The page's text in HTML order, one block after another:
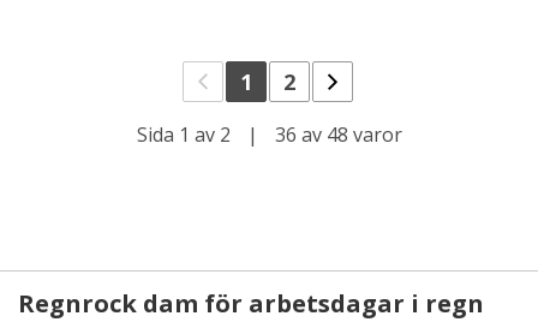
1 2
Sida 1 av 2 | 36 av 48 varor
Regnrock dam för arbetsdagar i regn